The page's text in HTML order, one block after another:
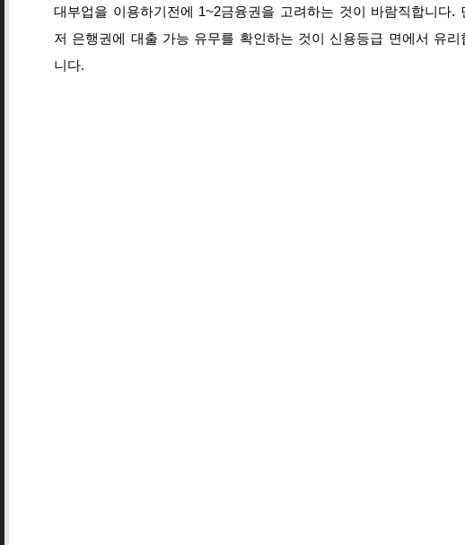
대부업을 이용하기전에 1~2금융권을 고려하는 것이 바람직합니다.
저 은행권에 대출 가능 유무를 확인하는 것이 신용등급 면에서 유리
니다.